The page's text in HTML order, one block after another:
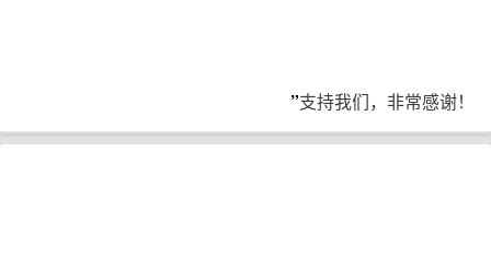
”支持我们，非常感谢！